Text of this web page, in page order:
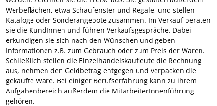
Werbeflächen, etwa Schaufenster und Regale, und stellen
Kataloge oder Sonderangebote zusammen. Im Verkauf beraten
sie die KundInnen und führen Verkaufsgespräche. Dabei
erkundigen sie sich nach den Wünschen und geben
Informationen z.B. zum Gebrauch oder zum Preis der Waren.
Schließlich stellen die Einzelhandelskaufleute die Rechnung
aus, nehmen den Geldbetrag entgegen und verpacken die
gekaufte Ware. Bei einiger Berufserfahrung kann zu ihrem
Aufgabenbereich außerdem die MitarbeiterInnenführung
gehören.